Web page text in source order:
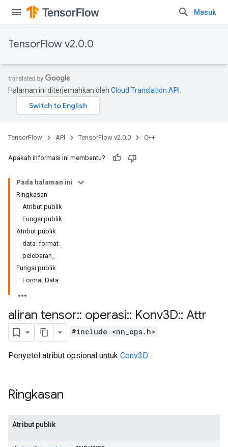
Masuk
TensorFlow v2.0.0
Halaman ini diterjemahkan oleh Cloud Translation API
TensorFlow API TensorFlow v2.0.0 C++
Apakah informasi ini membantu?
Pada halaman ini
Ringkasan
Atribut publik
Fungsi publik
Atribut publik
data_format_
pelebaran_
Fungsi publik
Format Data
aliran tensor:: operasi:: Konv3D:: Attr
#include <nn_ops.h>
Penyetel atribut opsional untuk Conv3D .
Ringkasan
Atribut publik